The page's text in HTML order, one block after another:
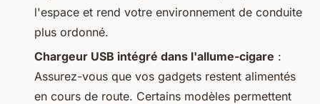
l'espace et rend votre environnement de conduite
plus ordonné.
Chargeur USB intégré dans l'allume-cigare :
Assurez-vous que vos gadgets restent alimentés
en cours de route. Certains modèles permettent